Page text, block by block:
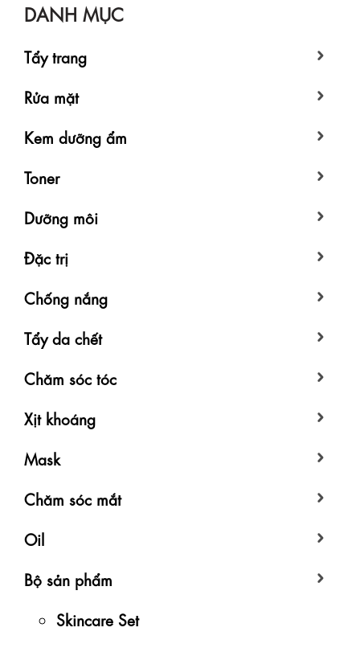
DANH MỤC
Tẩy trang
Rửa mặt
Kem dưỡng ẩm
Toner
Dưỡng môi
Đặc trị
Chống nắng
Tẩy da chết
Chăm sóc tóc
Xịt khoáng
Mask
Chăm sóc mắt
Oil
Bộ sản phẩm
Skincare Set